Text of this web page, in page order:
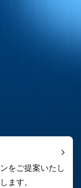
適しています。 半
工業用刃物など、
た高性能PCD丸刃
をご提案いたし
ます。